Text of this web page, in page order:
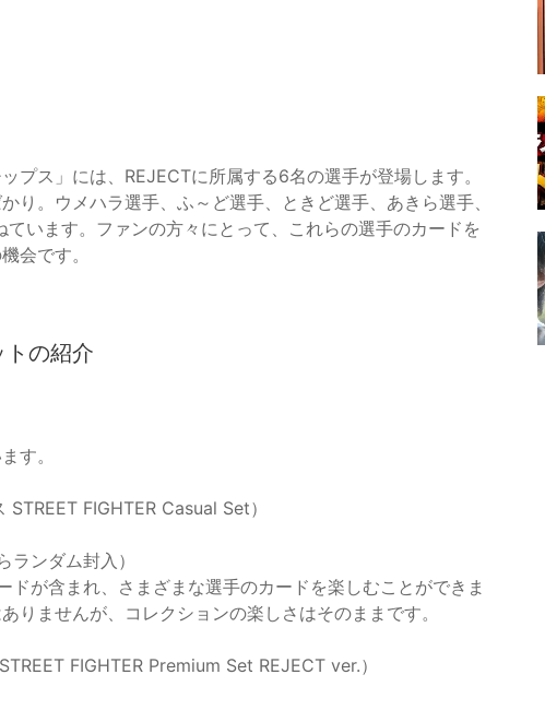
プス」には、REJECTに所属する6名の選手が登場します。
り。ウメハラ選手、ふ～ど選手、ときど選手、あきら選手、
います。ファンの方々にとって、これらの選手のカードを
会です。
の紹介
す。
STREET FIGHTER Casual Set）
ンダム封入）
が含まれ、さまざまな選手のカードを楽しむことができま
りませんが、コレクションの楽しさはそのままです。
FIGHTER Premium Set REJECT ver.）